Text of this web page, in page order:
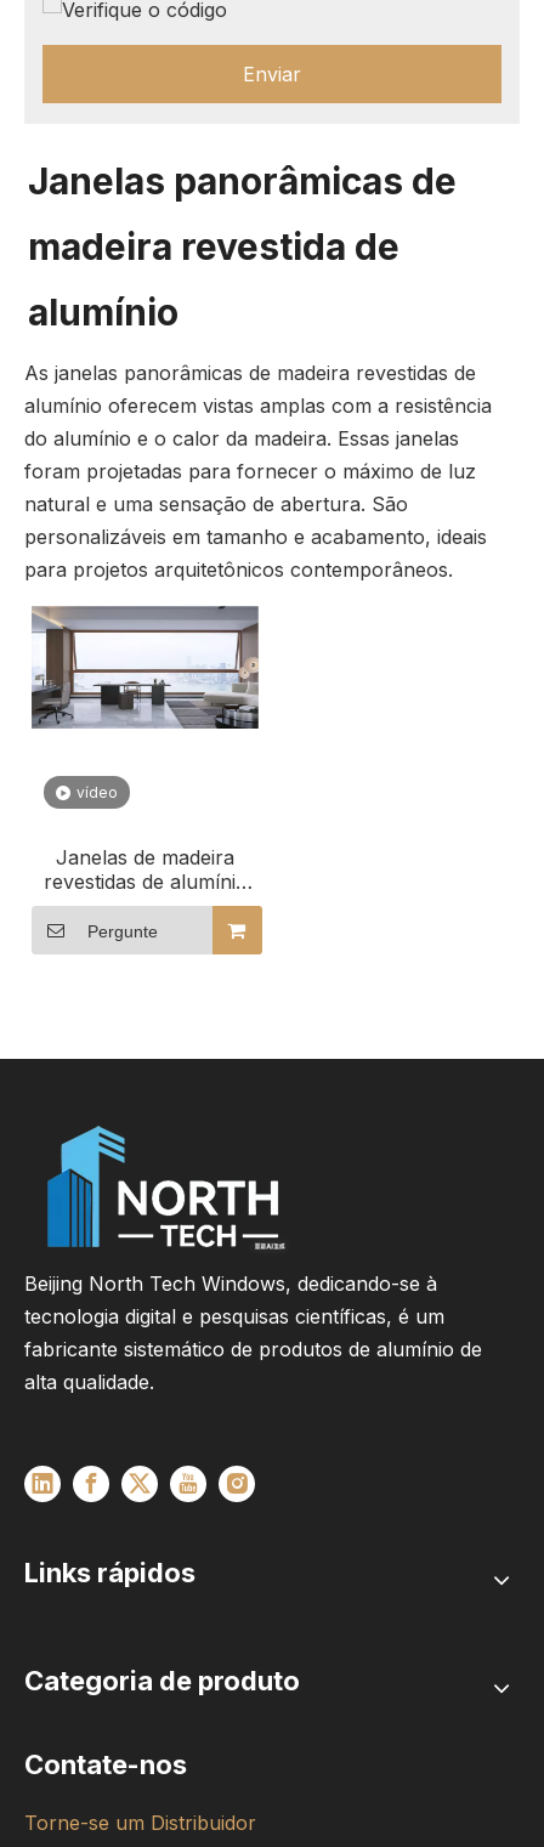
Enviar
Janelas panorâmicas de
madeira revestida de
alumínio
As janelas panorâmicas de madeira revestidas de
alumínio oferecem vistas amplas com a resistência
do alumínio e o calor da madeira. Essas janelas
foram projetadas para fornecer o máximo de luz
natural e uma sensação de abertura. São
personalizáveis ​​em tamanho e acabamento, ideais
para projetos arquitetônicos contemporâneos.
vídeo
Janelas de madeira
revestidas de alumínio
personalizadas da
Northtech para edifícios
comerciais
Pergunte
Beijing North Tech Windows, dedicando-se à
tecnologia digital e pesquisas científicas, é um
fabricante sistemático de produtos de alumínio de
alta qualidade.
Links rápidos
Categoria de produto
Contate-nos
Torne-se um Distribuidor